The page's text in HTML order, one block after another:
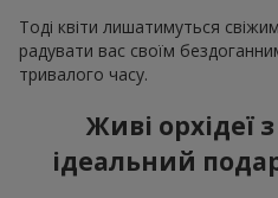
Тоді квіти лишатимуться
радувати вас своїм
тривалого часу.
Живі орхідеї
ідеальний